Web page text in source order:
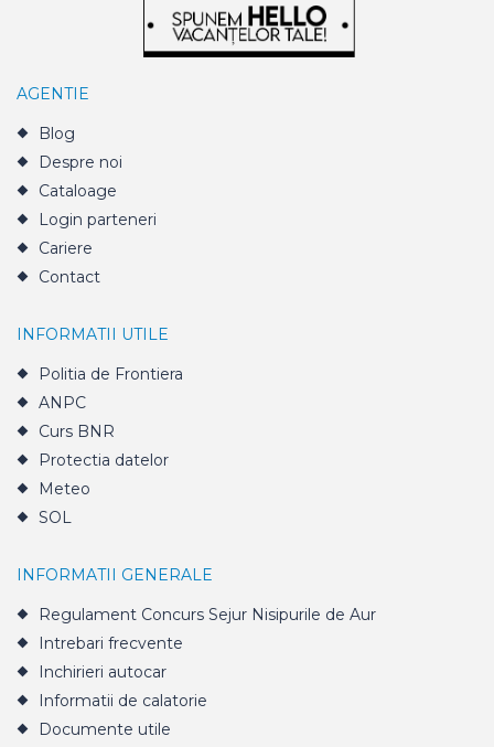
AGENTIE
Blog
Despre noi
Cataloage
Login parteneri
Cariere
Contact
INFORMATII UTILE
Politia de Frontiera
ANPC
Curs BNR
Protectia datelor
Meteo
SOL
INFORMATII GENERALE
Regulament Concurs Sejur Nisipurile de Aur
Intrebari frecvente
Inchirieri autocar
Informatii de calatorie
Documente utile